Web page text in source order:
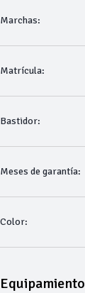
Marchas:
Matrícula:
Bastidor:
Meses de garantía:
Color:
Equipamiento